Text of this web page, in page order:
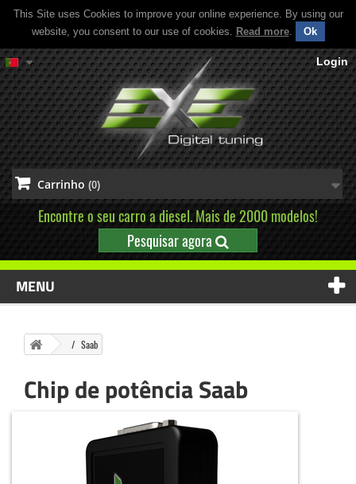
This Site uses Cookies to improve your online experience. By using our
website, you consent to our use of cookies. Read more. Ok
Login
Carrinho (0)
Encontre o seu carro a diesel. Mais de 2000 modelos!
Pesquisar agora
MENU
Saab
Chip de potência Saab